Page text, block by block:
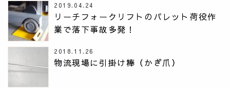
2019.04.24
リーチフォークリフトのパレット荷役作
業で落下事故多発！
2018.11.26
物流現場に引掛け棒（かぎ爪）